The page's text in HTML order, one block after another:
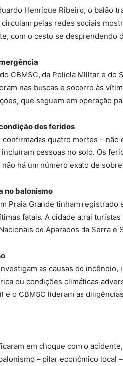
Henrique Ribeiro, o balão
pelas redes sociais
com o cesto se desprendendo
CBMSC, da Polícia Militar e do
nas buscas e socorro às
que seguem em operação
dos feridos
confirmadas quatro mortes – não
pessoas no solo. Os
há um número exato de
no balonismo
Praia Grande tinham
fatais. A cidade atrai
de Aparados da Serra e
as causas do
ou condições climáticas
e o CBMSC lideram as
em choque com o
– pilar econômico local